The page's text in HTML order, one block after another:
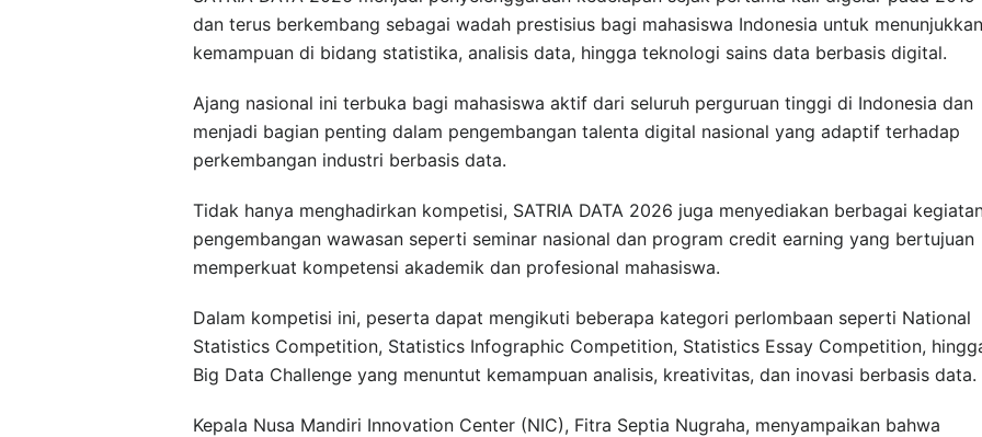
dan terus berkembang sebagai wadah prestisius bagi mahasiswa Indonesia untuk menunjukkan
kemampuan di bidang statistika, analisis data, hingga teknologi sains data berbasis digital.
Ajang nasional ini terbuka bagi mahasiswa aktif dari seluruh perguruan tinggi di Indonesia dan
menjadi bagian penting dalam pengembangan talenta digital nasional yang adaptif terhadap
perkembangan industri berbasis data.
Tidak hanya menghadirkan kompetisi, SATRIA DATA 2026 juga menyediakan berbagai
pengembangan wawasan seperti seminar nasional dan program credit earning yang bertujuan
memperkuat kompetensi akademik dan profesional mahasiswa.
Dalam kompetisi ini, peserta dapat mengikuti beberapa kategori perlombaan seperti National
Statistics Competition, Statistics Infographic Competition, Statistics Essay Competition,
Big Data Challenge yang menuntut kemampuan analisis, kreativitas, dan inovasi berbasis data.
Kepala Nusa Mandiri Innovation Center (NIC), Fitra Septia Nugraha, menyampaikan bahwa